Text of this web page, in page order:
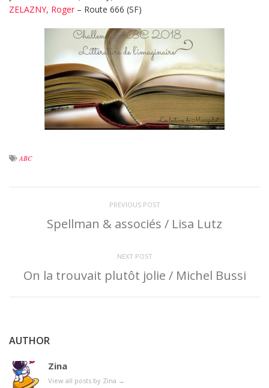
ZELAZNY, Roger – Route 666 (SF)
ABC
PREVIOUS POST
Spellman & associés / Lisa Lutz
NEXT POST
On la trouvait plutôt jolie / Michel Bussi
AUTHOR
Zina
View all posts by Zina →